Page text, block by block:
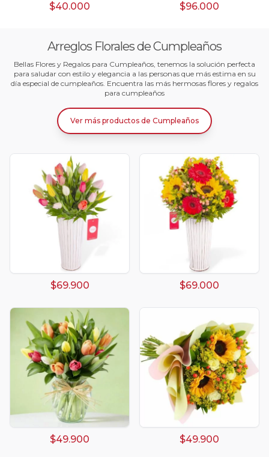
$40.000 $96.000
Arreglos Florales de Cumpleaños
Bellas Flores y Regalos para Cumpleaños, tenemos la solución perfecta
para saludar con estilo y elegancia a las personas que más estima en su
día especial de cumpleaños. Encuentra las más hermosas flores y regalos
para cumpleaños
Ver más productos de Cumpleaños
$69.900 $69.000
$49.900 $49.900